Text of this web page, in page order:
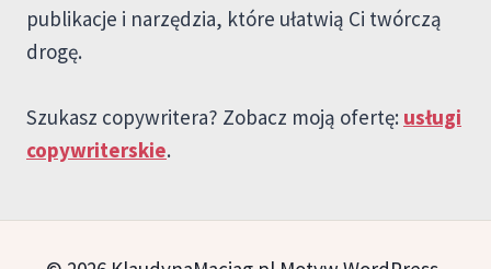
publikacje i narzędzia, które ułatwią Ci twórczą
drogę.
Szukasz copywritera? Zobacz moją ofertę: usługi
copywriterskie.